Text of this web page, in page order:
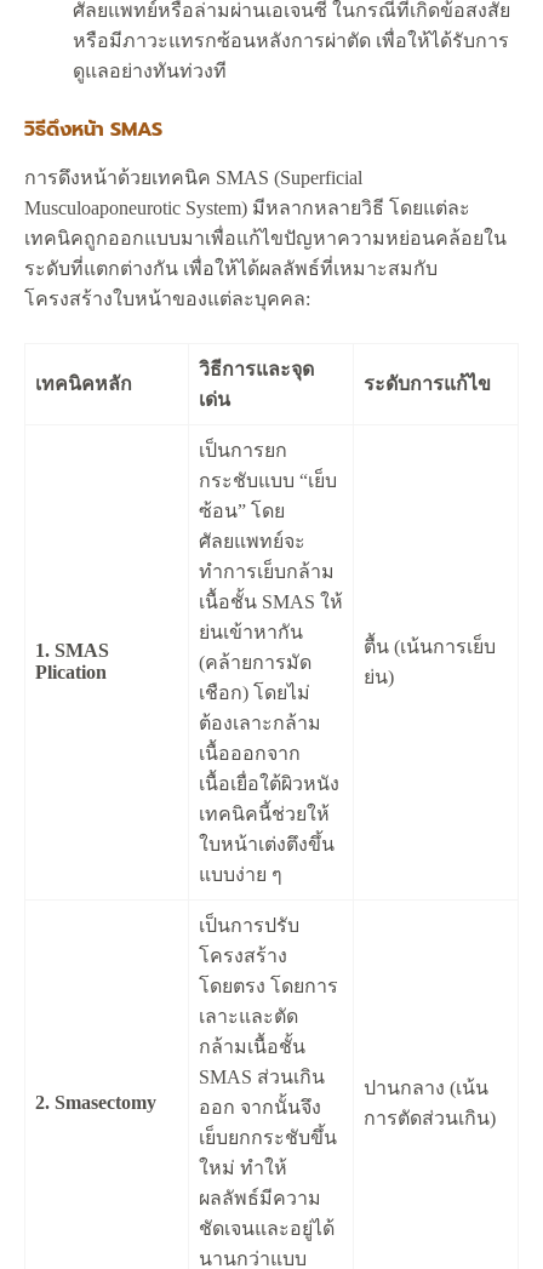
ศัลยแพทย์หรือล่ามผ่านเอเจนซี ในกรณีที่เกิดข้อสงสัย
หรือมีภาวะแทรกซ้อนหลังการผ่าตัด เพื่อให้ได้รับการ
ดูแลอย่างทันท่วงที
วิธีดึงหน้า SMAS
การดึงหน้าด้วยเทคนิค SMAS (Superficial
Musculoaponeurotic System) มีหลากหลายวิธี โดยแต่ละ
เทคนิคถูกออกแบบมาเพื่อแก้ไขปัญหาความหย่อนคล้อยใน
ระดับที่แตกต่างกัน เพื่อให้ได้ผลลัพธ์ที่เหมาะสมกับ
โครงสร้างใบหน้าของแต่ละบุคคล:
เทคนิคหลัก
วิธีการและจุด
เด่น
ระดับการแก้ไข
1. SMAS
Plication
เป็นการยก
กระชับแบบ “เย็บ
ซ้อน” โดย
ศัลยแพทย์จะ
ทำการเย็บกล้าม
เนื้อชั้น SMAS ให้
ย่นเข้าหากัน
(คล้ายการมัด
เชือก) โดยไม่
ต้องเลาะกล้าม
เนื้อออกจาก
เนื้อเยื่อใต้ผิวหนัง
เทคนิคนี้ช่วยให้
ใบหน้าเต่งตึงขึ้น
แบบง่าย ๆ
ตื้น (เน้นการเย็บ
ย่น)
2. Smasectomy
เป็นการปรับ
โครงสร้าง
โดยตรง โดยการ
เลาะและตัด
กล้ามเนื้อชั้น
SMAS ส่วนเกิน
ออก จากนั้นจึง
เย็บยกกระชับขึ้น
ใหม่ ทำให้
ผลลัพธ์มีความ
ชัดเจนและอยู่ได้
นานกว่าแบบ
ปานกลาง (เน้น
การตัดส่วนเกิน)